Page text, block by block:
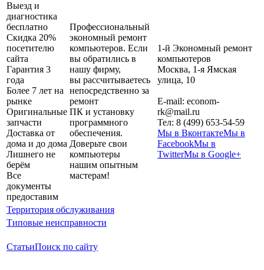
Выезд и
диагностика
бесплатно
Скидка 20%
посетителю
сайта
Гарантия 3
года
Более 7 лет на
рынке
Оригинальные
запчасти
Доставка от
дома и до дома
Лишнего не
берём
Все
документы
предоставим
Профессиональный
экономный ремонт
компьютеров. Если
вы обратились в
нашу фирму,
вы рассчитываетесь
непосредственно за
ремонт
ПК и установку
программного
обеспечения.
Доверьте свои
компьютеры
нашим опытным
мастерам!
1-й Экономный ремонт
компьютеров
Москва, 1-я Ямская
улица, 10
E-mail: econom-
rk@mail.ru
Тел: 8 (499) 653-54-59
Мы в ВконтактеМы в
FacebookМы в
TwitterМы в Google+
Территория обслуживания
Типовые неисправности
СтатьиПоиск по сайту